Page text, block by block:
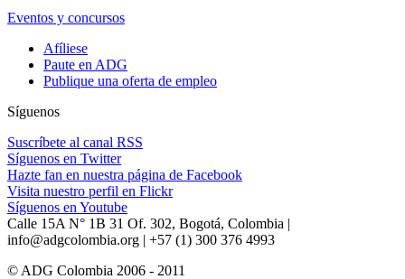
Eventos y concursos
Afíliese
Paute en ADG
Publique una oferta de empleo
Síguenos
Suscríbete al canal RSS
Síguenos en Twitter
Hazte fan en nuestra página de Facebook
Visita nuestro perfil en Flickr
Síguenos en Youtube
Calle 15A N° 1B 31 Of. 302, Bogotá, Colombia |
info@adgcolombia.org | +57 (1) 300 376 4993
© ADG Colombia 2006 - 2011